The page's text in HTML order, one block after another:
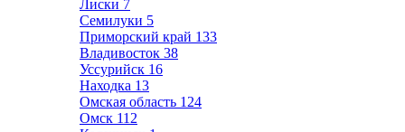
Лиски 7
Семилуки 5
Приморский край 133
Владивосток 38
Уссурийск 16
Находка 13
Омская область 124
Омск 112